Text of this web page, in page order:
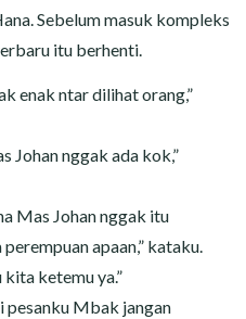
Sebelum masuk kompleks
itu berhenti.
enak ntar dilihat orang,”
Johan nggak ada kok,”
Mas Johan nggak itu
apaan,” kataku.
ketemu ya.”
pesanku Mbak jangan